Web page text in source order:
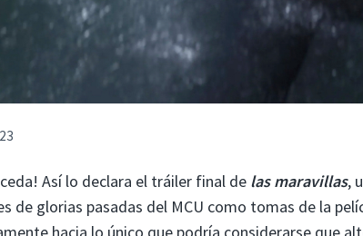
Así lo declara el tráiler final de las maravillas,
de glorias pasadas del MCU como tomas de la